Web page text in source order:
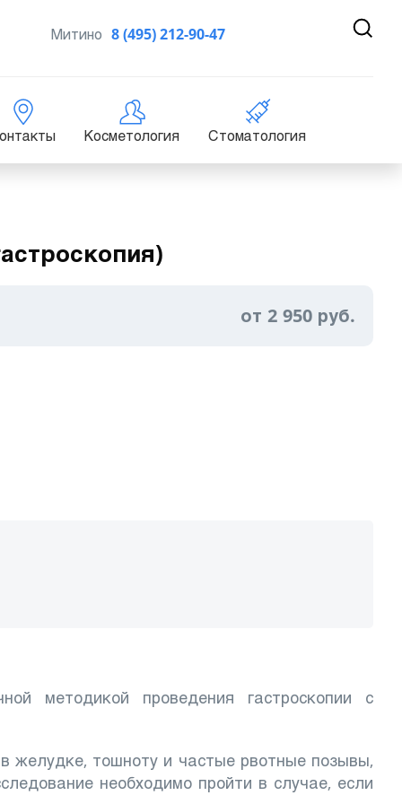
8 (495) 212-90-47
Митино
Косметология Стоматология
от 2 950 руб.
методикой проведения гастроскопии с
желудке, тошноту и частые рвотные позывы,
необходимо пройти в случае, если